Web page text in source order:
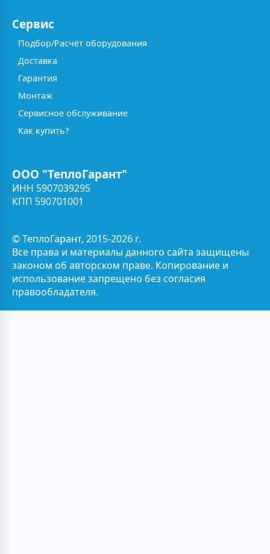
Сервис
Подбор/Расчёт оборудования
Доставка
Гарантия
Монтаж
Сервисное обслуживание
Как купить?
ООО "ТеплоГарант"
ИНН 5907039295
КПП 590701001
© ТеплоГарант, 2015-2026 г.
Все права и материалы данного сайта защищены
законом об авторском праве. Копирование и
использование запрещено без согласия
правообладателя.